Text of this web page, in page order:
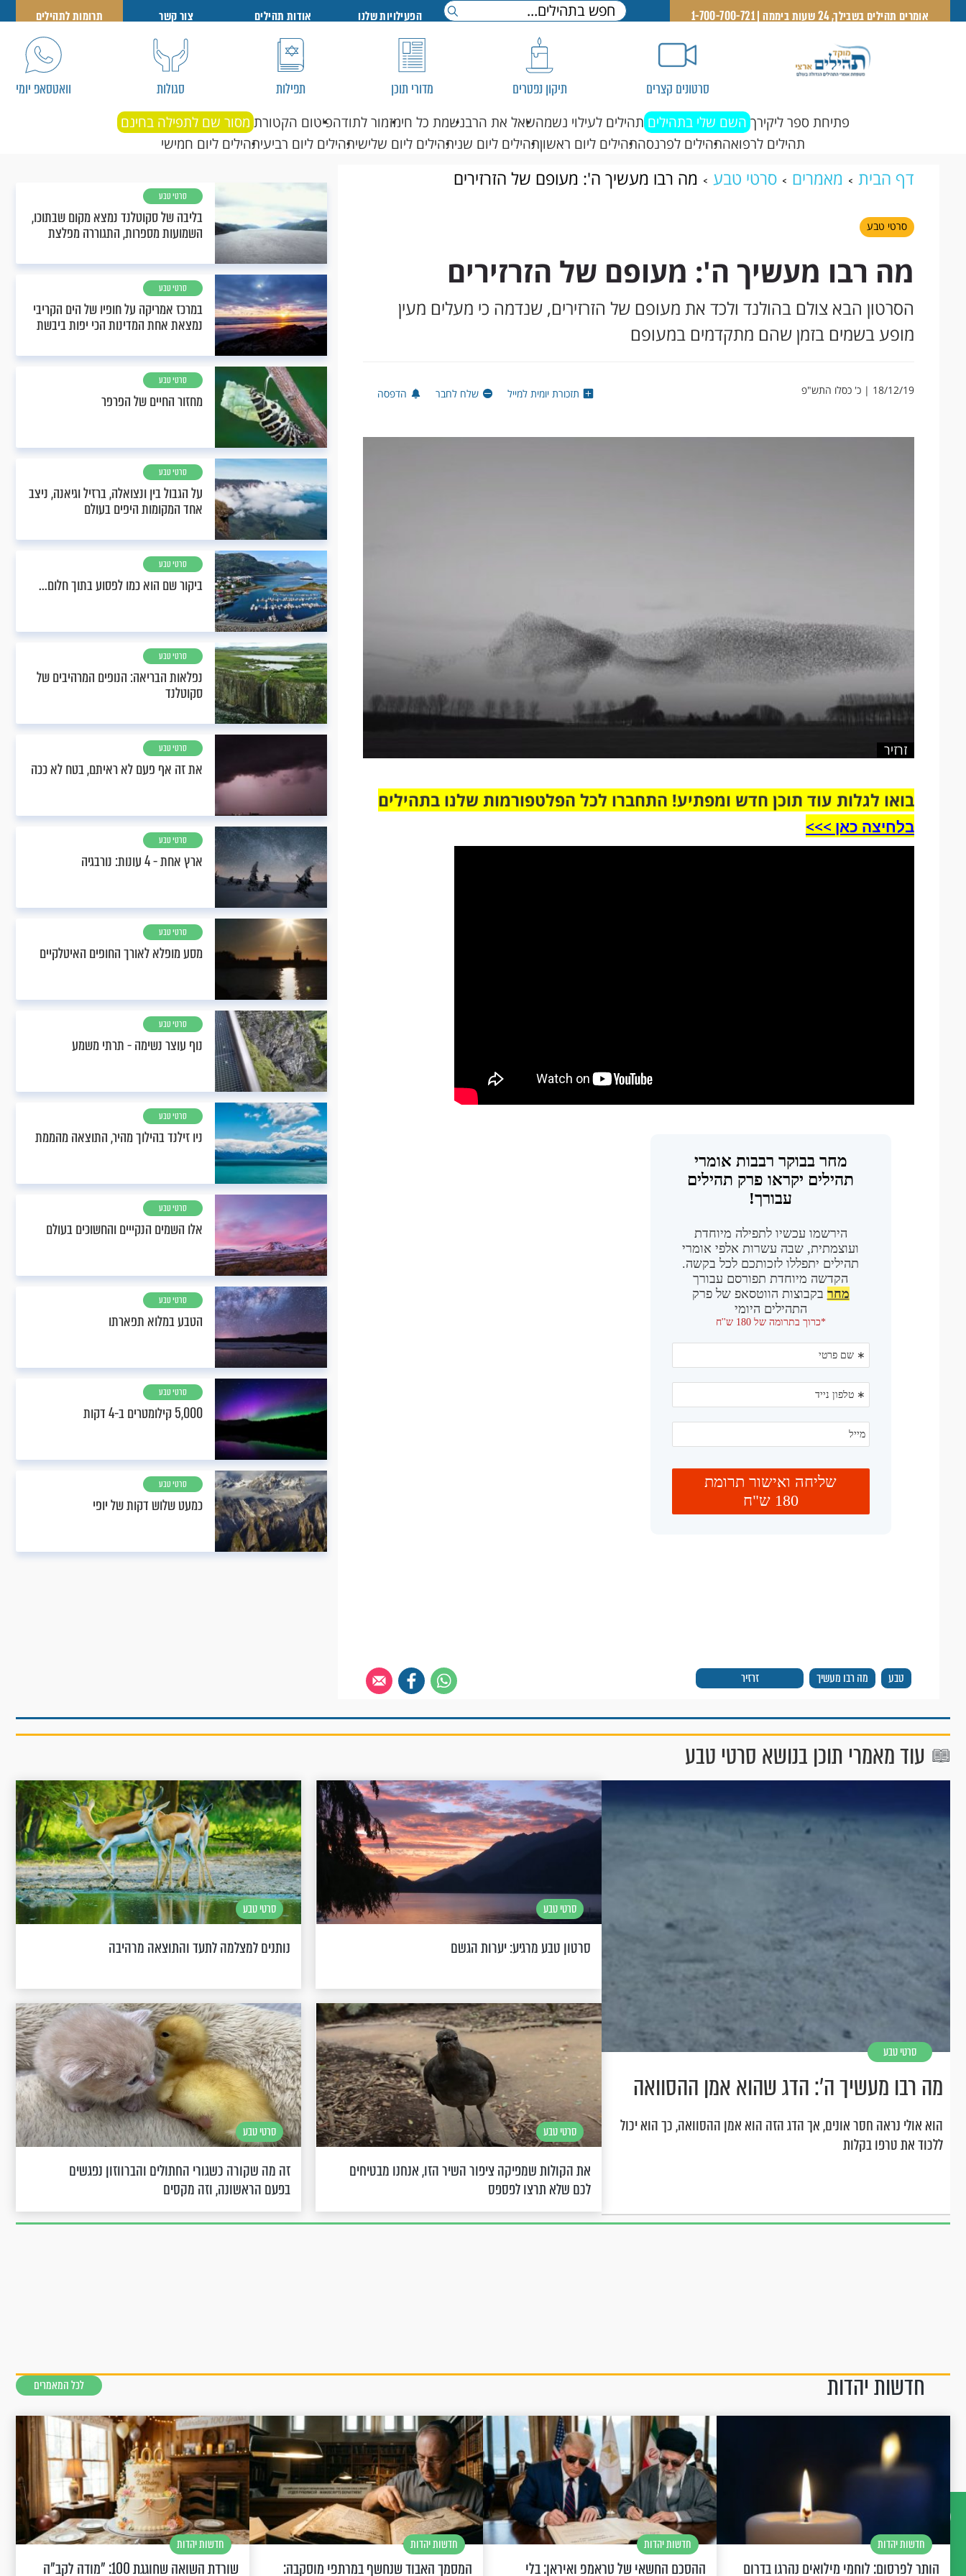
דברו
איתנו
אומרים תהילים בשבילך, 24 שעות ביממה | 1-700-700-721 הפעילויות שלנו אודות תהילים צור קשר תרומות לתהילים
סרטונים קצרים תיקון נפטרים מדורי תוכן תפילות סגולות וואטסאפ יומי
פתיחת ספר ליקירך השם שלי בתהילים תהילים לעילוי נשמהשאל את הרבנשמת כל חימזמור לתודהפיטום הקטורת מסור שם לתפילה בחינם
תהילים לרפואהתהילים לפרנסהתהילים ליום ראשוןתהילים ליום שניתהילים ליום שלישיתהילים ליום רביעיתהילים ליום חמישי
דף הבית מאמרים סרטי טבע מה רבו מעשיך ה': מעופם של הזרזירים
סרטי טבע
מה רבו מעשיך ה': מעופם של הזרזירים
הסרטון הבא צולם בהולנד ולכד את מעופם של הזרזירים, שנדמה כי מעלים מעין
מופע בשמים בזמן שהם מתקדמים במעופם
18/12/19 | כ' כסלו התש"פ תזכורת יומית למייל שלח לחבר הדפסה
זרזיר
בואו לגלות עוד תוכן חדש ומפתיע! התחברו לכל הפלטפורמות שלנו בתהילים
בלחיצה כאן >>>​
טבע מה רבו מעשיך זרזיר
סרטי טבע
בליבה של סקוטלנד נמצא מקום שבתוכו,
השמועות מספרות, התגוררה מפלצת
סרטי טבע
במרכז אמריקה על חופיו של הים הקריבי
נמצאת אחת המדינות הכי יפות ביבשת
סרטי טבע
מחזור החיים של הפרפר
סרטי טבע
על הגבול בין ונצואלה, ברזיל וגיאנה, ניצב
אחד המקומות היפים בעולם
סרטי טבע
ביקור שם הוא כמו לפסוע בתוך חלום...
סרטי טבע
נפלאות הבריאה: הנופים המרהיבים של
סקוטלנד
סרטי טבע
את זה אף פעם לא ראיתם, בטח לא ככה
סרטי טבע
ארץ אחת - 4 עונות: נורבגיה
סרטי טבע
מסע מופלא לאורך החופים האיטלקיים
סרטי טבע
נוף עוצר נשימה - תרתי משמע
סרטי טבע
ניו זילנד בהילוך מהיר, התוצאה מהממת
סרטי טבע
אלו השמים הנקייים והחשוכים בעולם
סרטי טבע
הטבע במלוא תפארתו
סרטי טבע
5,000 קילומטרים ב-4 דקות
סרטי טבע
כמעט שלוש דקות של יופי
עוד מאמרי תוכן בנושא סרטי טבע
סרטי טבע
מה רבו מעשיך ה': הדג שהוא אמן ההסוואה
הוא אולי נראה חסר אונים, אך הדג הזה הוא אמן ההסוואה, כך הוא יכול
ללכוד את טרפו בקלות
סרטי טבע
סרטון טבע מרגיע: יערות הגשם
סרטי טבע
נותנים למצלמה לתעד והתוצאה מרהיבה
סרטי טבע
את הקולות שמפיקה ציפור השיר הזו, אנחנו מבטיחים
לכם שלא תרצו לפספס
סרטי טבע
זה מה שקורה כשגורי החתולים והברווזון נפגשים
בפעם הראשונה, וזה מקסים
חדשות יהדות לכל המאמרים
חדשות יהדות
הותר לפרסום: לוחמי מילואים נהרגו בדרום
חדשות יהדות
ההסכם החשאי של טראמפ ואיראן: בלי
חדשות יהדות
המסמך האבוד שנחשף במרתפי מוסקבה:
חדשות יהדות
שורדת השואה שחוגגת 100: "מודה לקב"ה